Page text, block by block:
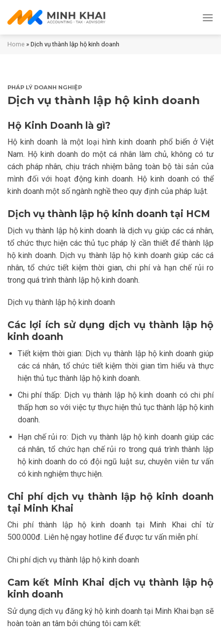
Home » Dịch vụ thành lập hộ kinh doanh
PHÁP LÝ DOANH NGHIỆP
Dịch vụ thành lập hộ kinh doanh
Hộ Kinh Doanh là gì?
Hộ kinh doanh là một loại hình kinh doanh phổ biến ở Việt
Nam. Hộ kinh doanh do một cá nhân làm chủ, không có tư
cách pháp nhân, chịu trách nhiệm bằng toàn bộ tài sản của
mình đối với hoạt động kinh doanh. Hộ kinh doanh có thể
kinh doanh một số ngành nghề theo quy định của pháp luật.
Dịch vụ thành lập hộ kinh doanh tại HCM
Dịch vụ thành lập hộ kinh doanh là dịch vụ giúp các cá nhân,
tổ chức thực hiện các thủ tục pháp lý cần thiết để thành lập
hộ kinh doanh. Dịch vụ thành lập hộ kinh doanh giúp các cá
nhân, tổ chức tiết kiệm thời gian, chi phí và hạn chế rủi ro
trong quá trình thành lập hộ kinh doanh.
Dịch vụ thành lập hộ kinh doanh
Các lợi ích sử dụng dịch vụ thành lập hộ
kinh doanh
Tiết kiệm thời gian: Dịch vụ thành lập hộ kinh doanh giúp
các cá nhân, tổ chức tiết kiệm thời gian tìm hiểu và thực
hiện thủ tục thành lập hộ kinh doanh.
Chi phí thấp: Dịch vụ thành lập hộ kinh doanh có chi phí
thấp hơn so với việc tự thực hiện thủ tục thành lập hộ kinh
doanh.
Hạn chế rủi ro: Dịch vụ thành lập hộ kinh doanh giúp các
cá nhân, tổ chức hạn chế rủi ro trong quá trình thành lập
hộ kinh doanh do có đội ngũ luật sư, chuyên viên tư vấn
có kinh nghiệm thực hiện.
Chi phí dịch vụ thành lập hộ kinh doanh
tại Minh Khai
Chi phí thành lập hộ kinh doanh tại Minh Khai chỉ từ
500.000đ. Liên hệ ngay hotline để được tư vấn miễn phí.
Chi phí dịch vụ thành lập hộ kinh doanh
Cam kết Minh Khai dịch vụ thành lập hộ
kinh doanh
Sử dụng dịch vụ đăng ký hộ kinh doanh tại Minh Khai bạn sẽ
hoàn toàn an tâm bởi chúng tôi cam kết: